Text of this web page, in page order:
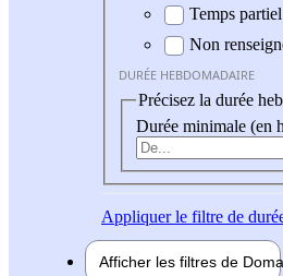
Temps partiel
Non
DURÉE HEBDOMADAIRE
Précisez la durée
Durée minimale (en
Appliquerle filtre de
Afficher les filtres de